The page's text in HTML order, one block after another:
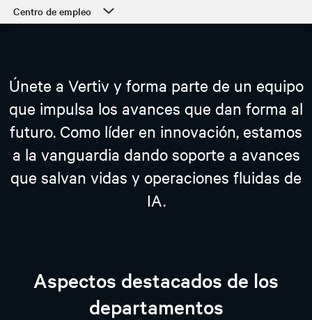
Centro de empleo
Departamentos
Estudiantes y primeros años de carrera
Nuestro proceso y forma de empezar
Apoyo a los empleados
Únete a Vertiv y forma parte de un equipo
que impulsa los avances que dan forma al
futuro. Como líder en innovación, estamos
a la vanguardia dando soporte a avances
que salvan vidas y operaciones fluidas de
IA.
Aspectos destacados de los
departamentos